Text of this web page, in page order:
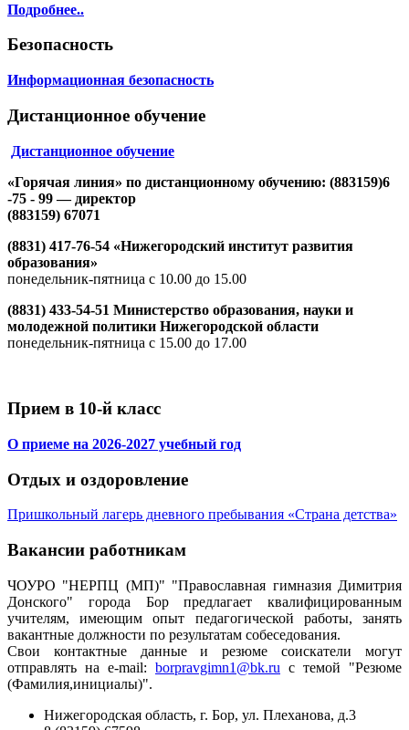
Подробнее..
Безопасность
Информационная безопасность
Дистанционное обучение
Дистанционное обучение
«Горячая линия» по дистанционному обучению: (883159)6
-75 - 99 — директор
(883159) 67071
(8831) 417-76-54 «Нижегородский институт развития
образования»
понедельник-пятница с 10.00 до 15.00
(8831) 433-54-51 Министерство образования, науки и
молодежной политики Нижегородской области
понедельник-пятница с 15.00 до 17.00
Прием в 10-й класс
О приеме на 2026-2027 учебный год
Отдых и оздоровление
Пришкольный лагерь дневного пребывания «Страна детства»
Вакансии работникам
ЧОУРО "НЕРПЦ (МП)" "Православная гимназия Димитрия
Донского" города Бор предлагает квалифицированным
учителям, имеющим опыт педагогической работы, занять
вакантные должности по результатам собеседования.
Свои контактные данные и резюме соискатели могут
отправлять на e-mail: borpravgimn1@bk.ru с темой "Резюме
(Фамилия,инициалы)".
Нижегородская область, г. Бор, ул. Плеханова, д.3